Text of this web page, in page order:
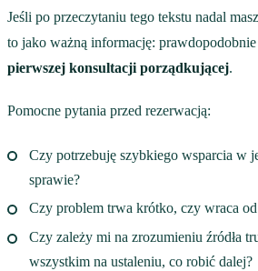
Jeśli po przeczytaniu tego tekstu nadal
to jako ważną informację:
pierwszej konsultacji porządkującej.
Pomocne pytania przed rezerwacją:
Czy potrzebuję szybkiego wsparcia w
sprawie?
Czy problem trwa krótko, czy wraca
Czy zależy mi na zrozumieniu źródła
wszystkim na ustaleniu, co robić dalej?